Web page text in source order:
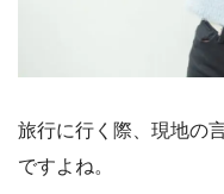
旅行に行く際、現地の
ですよね。